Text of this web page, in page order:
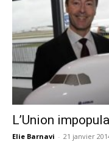
L’Union
Elie Barnavi - 21 janvier